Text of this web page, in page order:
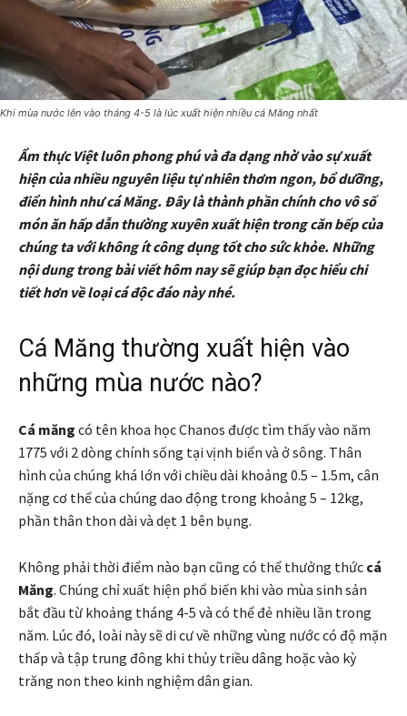
Khi mùa nước lên vào tháng 4-5 là lúc xuất hiện nhiều cá Măng nhất
Ẩm thực Việt luôn phong phú và đa dạng nhờ vào sự xuất
hiện của nhiều nguyên liệu tự nhiên thơm ngon, bổ dưỡng,
điển hình như cá Măng. Đây là thành phần chính cho vô số
món ăn hấp dẫn thường xuyên xuất hiện trong căn bếp của
chúng ta với không ít công dụng tốt cho sức khỏe. Những
nội dung trong bài viết hôm nay sẽ giúp bạn đọc hiểu chi
tiết hơn về loại cá độc đáo này nhé.
Cá Măng thường xuất hiện vào
những mùa nước nào?
Cá măng có tên khoa học Chanos được tìm thấy vào năm
1775 với 2 dòng chính sống tại vịnh biển và ở sông. Thân
hình của chúng khá lớn với chiều dài khoảng 0.5 – 1.5m, cân
nặng cơ thể của chúng dao động trong khoảng 5 – 12kg,
phần thân thon dài và dẹt 1 bên bụng.
Không phải thời điểm nào bạn cũng có thể thưởng thức cá
Măng. Chúng chỉ xuất hiện phổ biến khi vào mùa sinh sản
bắt đầu từ khoảng tháng 4-5 và có thể đẻ nhiều lần trong
năm. Lúc đó, loài này sẽ di cư về những vùng nước có độ mặn
thấp và tập trung đông khi thủy triều dâng hoặc vào kỳ
trăng non theo kinh nghiệm dân gian.